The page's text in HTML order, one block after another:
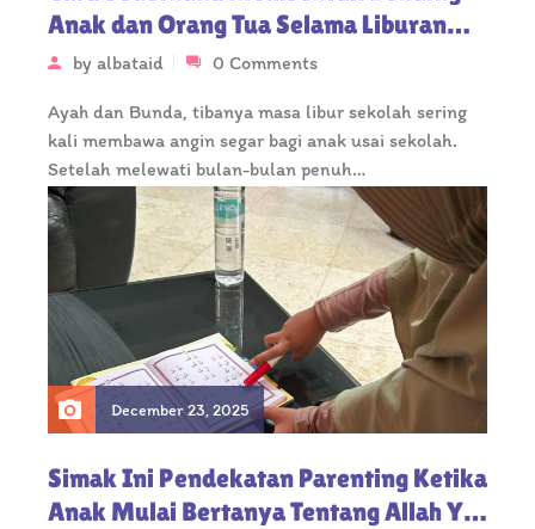
Anak dan Orang Tua Selama Liburan
Sekolah
by albataid 0 Comments
Ayah dan Bunda, tibanya masa libur sekolah sering
kali membawa angin segar bagi anak usai sekolah.
Setelah melewati bulan-bulan penuh…
December 23, 2025
Simak Ini Pendekatan Parenting Ketika
Anak Mulai Bertanya Tentang Allah Ya